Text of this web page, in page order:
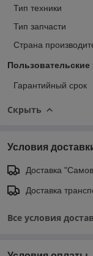
Тип техники
Тип запчасти
Страна
Пользовательские
Гарантийный срок
Скрыть
Условия
Доставка
Доставка
Все условия